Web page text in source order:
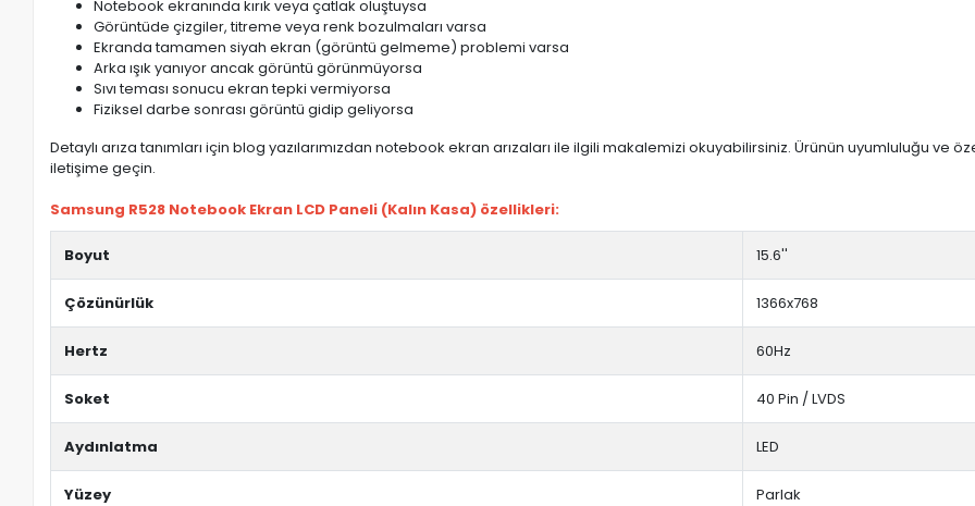
Notebook ekranında kırık veya çatlak oluştuysa
Görüntüde çizgiler, titreme veya renk bozulmaları varsa
Ekranda tamamen siyah ekran (görüntü gelmeme) problemi varsa
Arka ışık yanıyor ancak görüntü görünmüyorsa
Sıvı teması sonucu ekran tepki vermiyorsa
Fiziksel darbe sonrası görüntü gidip geliyorsa
Detaylı arıza tanımları için blog yazılarımızdan notebook ekran arızaları ile ilgili makalemizi okuyabilirsiniz. Ürünün uyumluluğu
iletişime geçin.
Samsung R528 Notebook Ekran LCD Paneli (Kalın Kasa) özellikleri:
Boyut 15.6''
Çözünürlük 1366x768
Hertz 60Hz
Soket 40 Pin / LVDS
Aydınlatma LED
Yüzey Parlak